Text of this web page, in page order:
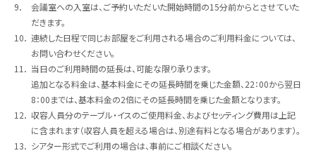
9．
会議室への入室は、ご予約いただいた開始時間の15分前からとさせていた
だきます。
10． 連続した日程で同じお部屋をご利用される場合のご利用料金については、
お問い合わせください。
11． 当日のご利用時間の延長は、可能な限り承ります。
追加となる料金は、基本料金にその延長時間を乗じた金額、22：00から翌日
8：00までは、基本料金の2倍にその延長時間を乗じた金額となります。
12． 収容人員分のテーブル・イスのご使用料金、およびセッティング費用は上記
に含まれます（収容人員を超える場合は、別途有料となる場合があります）。
13． シアター形式でご利用の場合は、事前にご相談ください。